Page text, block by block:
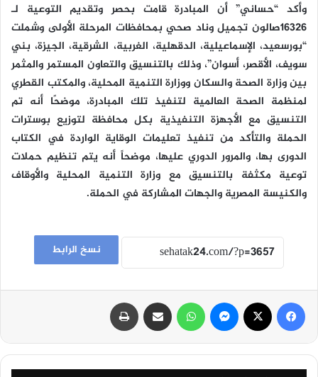
وأكد “حساني” أن المبادرة قامت بحصر وتقديم التوعية لـ
16326صالون تجميل وناد صحي بمحافظات المرحلة الأولى وشملت
“بورسعيد، الإسماعيلية، الدقهلية، الغربية، الشرقية، الجيزة، بني
سويف، الأقصر، أسوان”، وذلك بالتنسيق والتعاون المستمر والمثمر
بين وزارة الصحة والسكان ووزارة التنمية المحلية، والمكتب القطري
لمنظمة الصحة العالمية لتنفيذ تلك المبادرة، موضحًا أنه تم
التنسيق مع الأجهزة التنفيذية بكل محافظة لتوزيع بوسترات
الحملة والتأكد من تنفيذ تعليمات الوقاية الواردة في الكتاب
الدورى بها، والمرور الدوري عليها، موضحاً أنه يتم تنظيم حملات
توعية مكثفة بالتنسيق مع وزارة التنمية المحلية والأوقاف
والكنيسة المصرية والجهات المشاركة في الحملة.
نسخ الرابط
فيسبوك ماسنجر واتساب مشاركة عبر البريد